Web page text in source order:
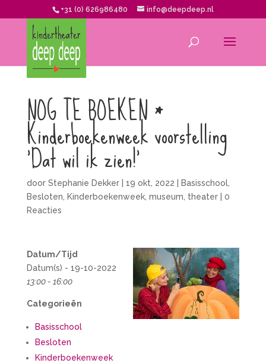
+31 (0) 626986480 info@deepdeep.nl
NOG TE BOEKEN *
Kinderboekenweek voorstelling
‘Dat wil ik zien!’
door Stephanie Dekker| 19 okt, 2022 Basisschool,
Besloten
Kinderboekenweek, museum theater| 0
Reacties
Datum/Tijd
Datum(s) - 19-10-2022
13:00 - 16:00
Categorieën
Basisschool
Besloten
Kinderboekenweek